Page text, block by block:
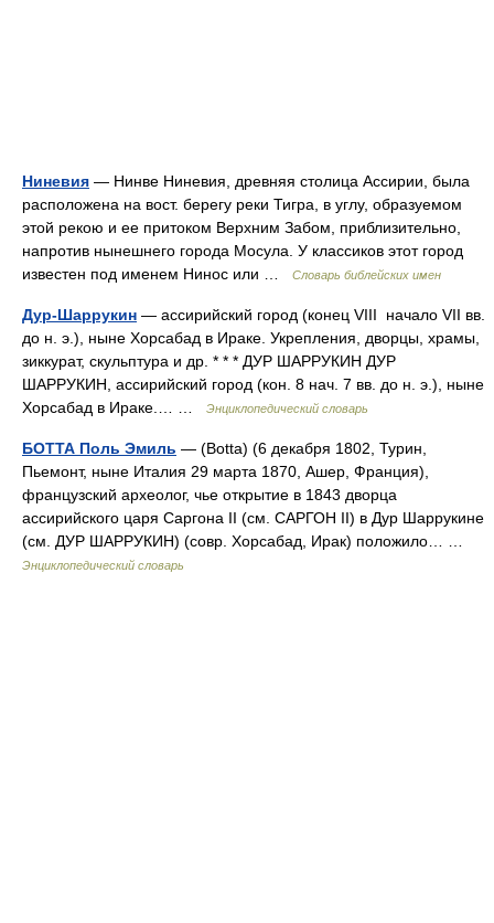
Ниневия — Нинве Ниневия, древняя столица Ассирии, была
расположена на вост. берегу реки Тигра, в углу, образуемом
этой рекою и ее притоком Верхним Забом, приблизительно,
напротив нынешнего города Мосула. У классиков этот город
известен под именем Нинос или …
Словарь библейских имен
Дур-Шаррукин — ассирийский город (конец VIII начало VII вв.
до н. э.), ныне Хорсабад в Ираке. Укрепления, дворцы, храмы,
зиккурат, скульптура и др. * * * ДУР ШАРРУКИН ДУР
ШАРРУКИН, ассирийский город (кон. 8 нач. 7 вв. до н. э.), ныне
Хорсабад в Ираке.… …
Энциклопедический словарь
БОТТА Поль Эмиль — (Botta) (6 декабря 1802, Турин,
Пьемонт, ныне Италия 29 марта 1870, Ашер, Франция),
французский археолог, чье открытие в 1843 дворца
ассирийского царя Саргона II (см. САРГОН II) в Дур Шаррукине
(см. ДУР ШАРРУКИН) (совр. Хорсабад, Ирак) положило… …
Энциклопедический словарь